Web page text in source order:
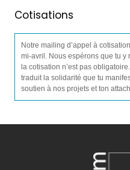
Cotisations
Notre mailing d’appel à
mi-avril. Nous espérons que tu y
la cotisation n’est pas
traduit la solidarité que tu
soutien à nos projets et ton